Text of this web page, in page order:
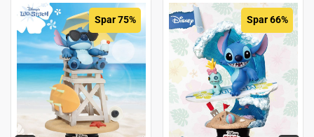
Spar 75% Spar 66%